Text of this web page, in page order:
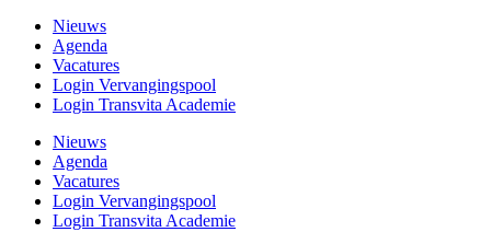
Nieuws
Agenda
Vacatures
Login Vervangingspool
Login Transvita Academie
Nieuws
Agenda
Vacatures
Login Vervangingspool
Login Transvita Academie